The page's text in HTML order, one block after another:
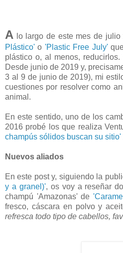
A lo largo de este mes de
Plástico' o 'Plastic Free July'
plástico o, al menos,
Desde junio de 2019 y,
3 al 9 de junio de 2019), mi
cuestiones por resolver como
animal.
En este sentido, uno de los
2016 probé los que realiza
champús sólidos buscan su sitio'
Nuevos aliados
En este post y, siguiendo la
y a granel)', os voy a reseñar
champú 'Amazonas' de
fresco, cáscara en polvo y
refresca todo tipo de cabellos,